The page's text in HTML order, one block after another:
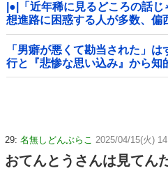
|●|「近年稀に見るどころの話
想進路に困惑する人が多数、偏
んだけど……
「男癖が悪くて勘当された」
行と『悲惨な思い込み』から
り病院へ誘導し行政保護させた
29: 名無しどんぶらこ 2025/04/15(火)
おてんとうさんは見てん